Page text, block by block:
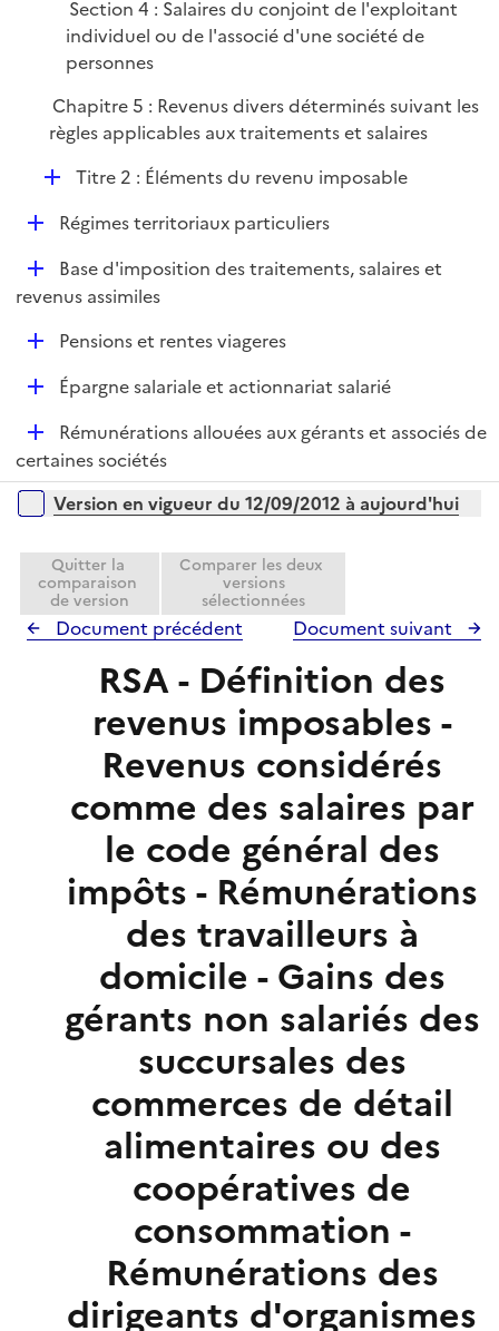
Section 4 : Salaires du conjoint de l'exploitant
individuel ou de l'associé d'une société de
personnes
Chapitre 5 : Revenus divers déterminés suivant les
règles applicables aux traitements et salaires
D
p
l
i
e
r
Titre 2 : Éléments du revenu imposable
D
l
Régimes territoriaux particuliers
D
é
Base d'imposition des traitements, salaires et
revenus assimiles
D
e
r
Pensions et rentes viageres
D
l
e
r
Épargne salariale et actionnariat salarié
D
é
p
e
r
Rémunérations allouées aux gérants et associés de
certaines sociétés
Versions sur la période
Version en vigueur du 12/09/2012 à aujourd'hui
Quitter la
comparaison
de version
Comparer les deux
versions
sélectionnées
Document précédent Document suivant
RSA - Définition des
revenus imposables -
Revenus considérés
comme des salaires par
le code général des
impôts - Rémunérations
des travailleurs à
domicile - Gains des
gérants non salariés des
succursales des
commerces de détail
alimentaires ou des
coopératives de
consommation -
Rémunérations des
dirigeants d'organismes